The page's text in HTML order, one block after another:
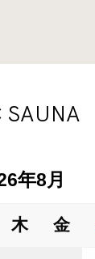
一度に入室
の
利用料
SAUNA
年8月
木 金